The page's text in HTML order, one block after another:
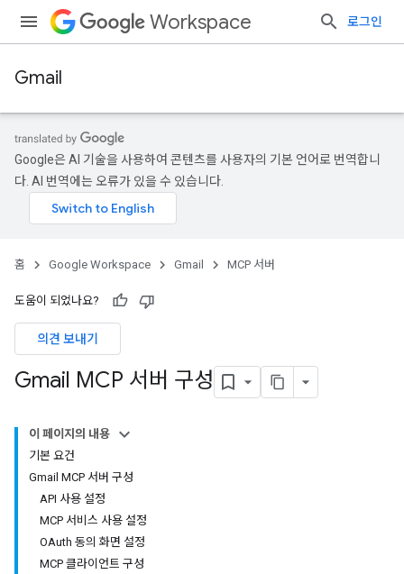
Workspace 로그인
Gmail
Google은 AI 기술을 사용하여 콘텐츠를 사용자의 기본 언어로 번역합니
다. AI 번역에는 오류가 있을 수 있습니다.
홈 Google Workspace Gmail MCP 서버
도움이 되었나요?
의견 보내기
Gmail MCP 서버 구성
이 페이지의 내용
기본 요건
Gmail MCP 서버 구성
API 사용 설정
MCP 서비스 사용 설정
OAuth 동의 화면 설정
MCP 클라이언트 구성